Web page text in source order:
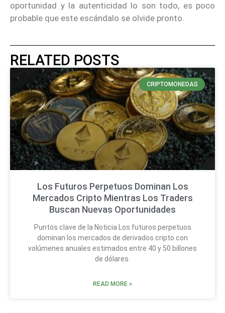
oportunidad y la autenticidad lo son todo, es poco
probable que este escándalo se olvide pronto.
RELATED POSTS
CRIPTOMONEDAS
Los Futuros Perpetuos Dominan Los
Mercados Cripto Mientras Los Traders
Buscan Nuevas Oportunidades
Puntos clave de la Noticia Los futuros perpetuos
dominan los mercados de derivados cripto con
volúmenes anuales estimados entre 40 y 50 billones
de dólares.
READ MORE »